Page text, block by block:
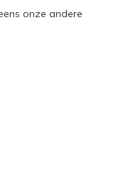
onze andere